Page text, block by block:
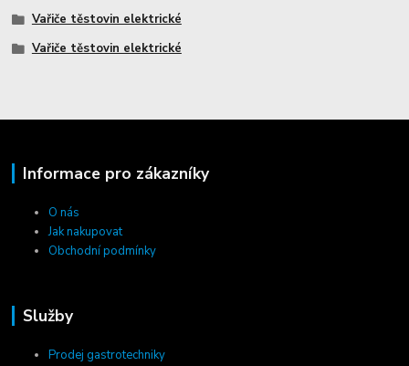
Vařiče těstovin elektrické
Vařiče těstovin elektrické
Informace pro zákazníky
O nás
Jak nakupovat
Obchodní podmínky
Služby
Prodej gastrotechniky